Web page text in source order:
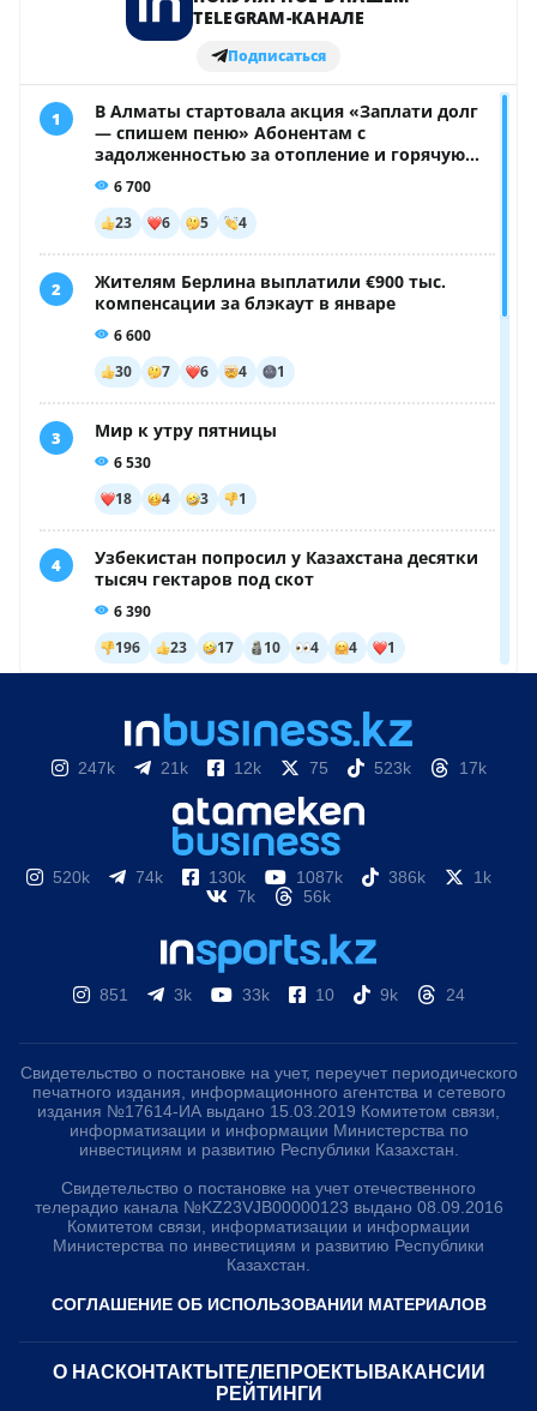
247k 21k 12k 75 523k 17k
520k 74k 130k 1087k 386k
1k
7k
56k
851 3k 33k 10 9k 24
Свидетельство о постановке на учет, переучет периодического
печатного издания, информационного агентства и сетевого
издания №17614-ИА выдано 15.03.2019 Комитетом связи,
информатизации и информации Министерства по
инвестициям и развитию Республики Казахстан.
Свидетельство о постановке на учет отечественного
телерадио канала №KZ23VJB00000123 выдано 08.09.2016
Комитетом связи, информатизации и информации
Министерства по инвестициям и развитию Республики
Казахстан.
СОГЛАШЕНИЕ ОБ ИСПОЛЬЗОВАНИИ МАТЕРИАЛОВ
О НАС КОНТАКТЫ ТЕЛЕПРОЕКТЫ ВАКАНСИИ
РЕЙТИНГИ